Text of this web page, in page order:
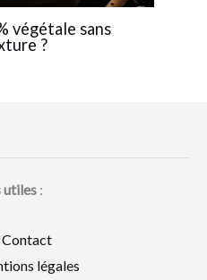
végétale sans
?
utiles :
Contact
légales